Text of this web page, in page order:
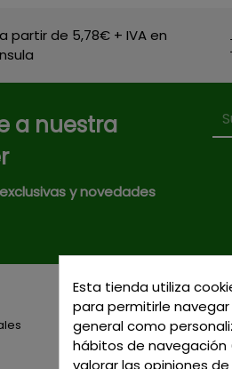
partir de 5,78€ + IVA en
a nuestra
y novedades
Donde
Formas de
Política de
Esta tienda utiliza
para permitirle
general como
hábitos de navegación